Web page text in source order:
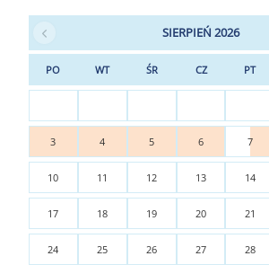
SIERPIEŃ 2026
PO WT ŚR CZ PT
3 4 5 6 7
10 11 12 13 14
17 18 19 20 21
24 25 26 27 28